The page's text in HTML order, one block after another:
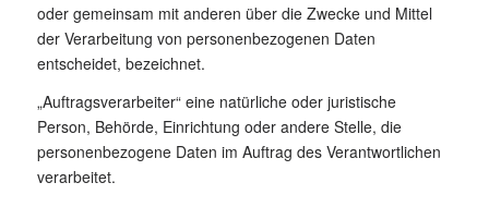
oder gemeinsam mit anderen über die Zwecke und Mittel
der Verarbeitung von personenbezogenen Daten
entscheidet, bezeichnet.
„Auftragsverarbeiter“ eine natürliche oder juristische
Person, Behörde, Einrichtung oder andere Stelle, die
personenbezogene Daten im Auftrag des Verantwortlichen
verarbeitet.